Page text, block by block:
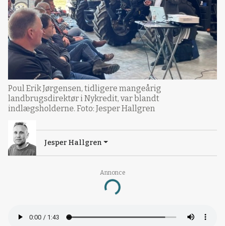
Annonce
Loading...
Poul Erik Jørgensen, tidligere mangeårig
landbrugsdirektør i Nykredit, var blandt
indlægsholderne. Foto: Jesper Hallgren
Jesper Hallgren